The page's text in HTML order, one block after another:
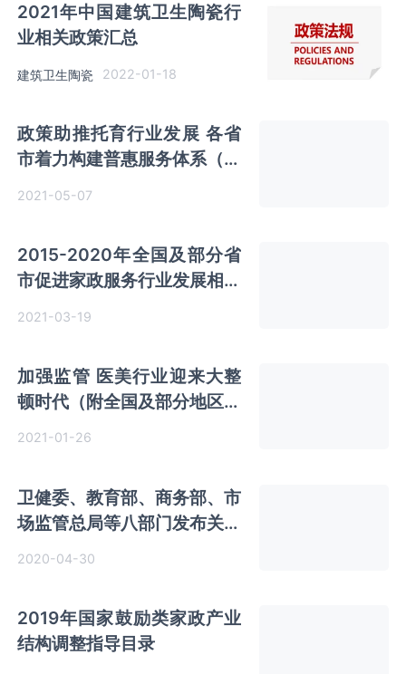
2021年中国建筑卫生陶瓷行
业相关政策汇总
建筑卫生陶瓷 2022-01-18
政策助推托育行业发展 各省
市着力构建普惠服务体系（附
2021-05-07
2015-2020年全国及部分省
市促进家政服务行业发展相关
2021-03-19
加强监管 医美行业迎来大整
顿时代（附全国及部分地区管
控政策汇总）
2021-01-26
卫健委、教育部、商务部、市
场监管总局等八部门发布关于
2020-04-30
2019年国家鼓励类家政产业
结构调整指导目录